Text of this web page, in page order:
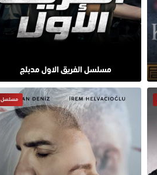
مسلسل الفريق الاول مدبلج
مسلسل